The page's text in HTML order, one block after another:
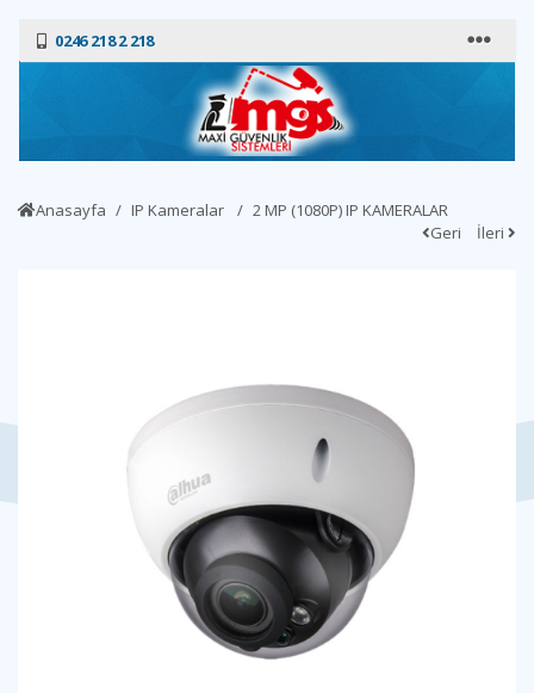
0246 218 2 218
Anasayfa IP Kameralar
2 MP (1080P) IP KAMERALAR
Geri
İleri